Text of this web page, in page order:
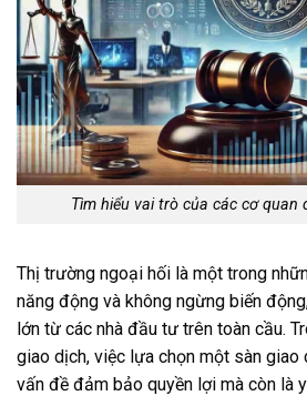
Tìm hiểu vai trò của các cơ quan
Thị trường ngoại hối là một trong
năng động và không ngừng biến
lớn từ các nhà đầu tư trên toàn cầu.
giao dịch, việc lựa chọn một sàn giao
vấn đề đảm bảo quyền lợi mà còn là